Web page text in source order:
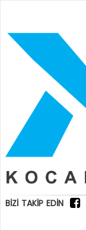
BİZİ TAKİP EDİN